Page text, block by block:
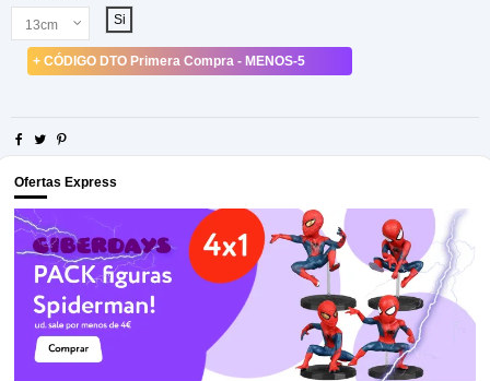
Si
+ CÓDIGO DTO Primera Compra - MENOS-5
Ofertas Express